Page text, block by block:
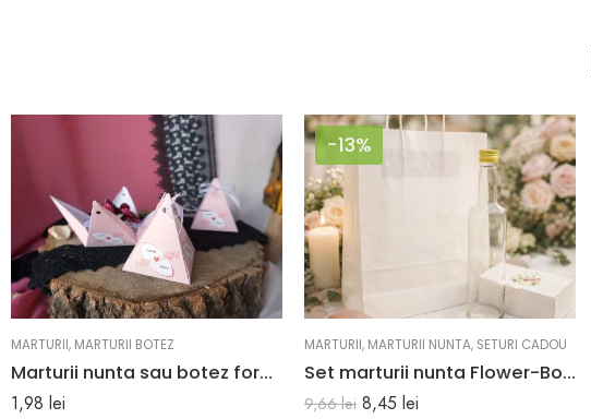
MARTURII, MARTURII BOTEZ
Marturii nunta sau botez forma de piramida 6.5 x 8.2 cm
1,98 lei
-13%
MARTURII, MARTURII NUNTA, SETURI CADOU
Set marturii nunta Flower-Bouquet, pungi, sticle si cutii
9,66lei 8,45 lei